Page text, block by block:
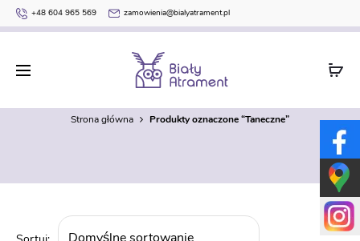
+48 604 965 569 zamowienia@bialyatrament.pl
Taneczne
Strona główna Produkty oznaczone “Taneczne”